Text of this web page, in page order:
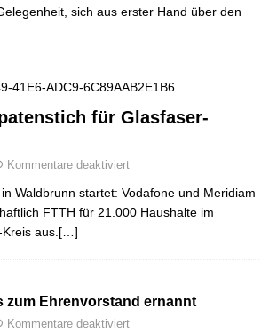
sich aus erster Hand über den
für Glasfaser-
Kommentare deaktiviert
Waldbrunn startet: Vodafone und Meridiam
FTTH für 21.000 Haushalte im
Kreis aus.[…]
zum Ehrenvorstand ernannt
Kommentare deaktiviert